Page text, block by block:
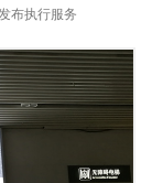
布执行服务